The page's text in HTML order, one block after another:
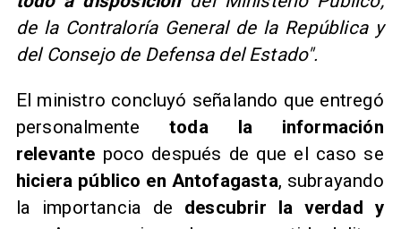
de la Contraloría General de la República y
del Consejo de Defensa del Estado".
El ministro concluyó señalando que entregó
personalmentetoda la información
relevante poco después de que el caso se
hiciera público en Antofagasta, subrayando
la importancia de descubrir la verdad y